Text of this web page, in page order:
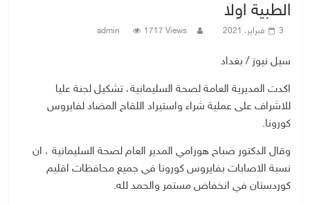
الطبية اولا
3 فبراير، 2021 admin 1717 Views
سيل نيوز / بغداد
اكدت المديرية العامة لصحة السليمانية، تشكيل لجنة عليا
للاشراف على عملية شراء واستيراد اللقاح المضاد لفايروس
كورونا.
وقال الدكتور صباح هورامي المدير العام لصحة السليمانية ، ان
نسبة الاصابات بفايروس كورونا في جميع محافظات اقليم
كوردستان في انخفاض مستمر والحمد لله.